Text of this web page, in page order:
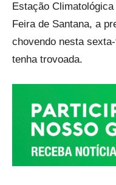
Estação
Feira de Santana, a
chovendo nesta
tenha trovoada.